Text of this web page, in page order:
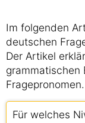
Im folgenden
deutschen
Der Artikel
grammatischen
Fragepronomen.
Für welches